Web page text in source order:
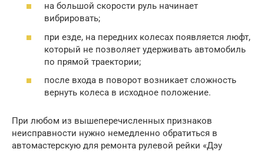
на большой скорости руль начинает
вибрировать;
при езде, на передних колесах появляется люфт,
который не позволяет удерживать автомобиль
по прямой траектории;
после входа в поворот возникает сложность
вернуть колеса в исходное положение.
При любом из вышеперечисленных признаков
неисправности нужно немедленно обратиться в
автомастерскую для ремонта рулевой рейки «Дэу